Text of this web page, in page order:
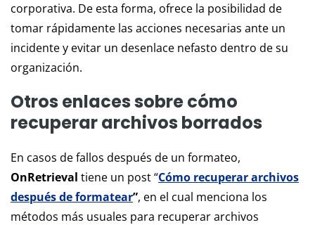
corporativa. De esta forma, ofrece la posibilidad de
tomar rápidamente las acciones necesarias ante un
incidente y evitar un desenlace nefasto dentro de su
organización.
Otros enlaces sobre cómo
recuperar archivos borrados
En casos de fallos después de un formateo,
OnRetrieval tiene un post “Cómo recuperar archivos
después de formatear”, en el cual menciona los
métodos más usuales para recuperar archivos